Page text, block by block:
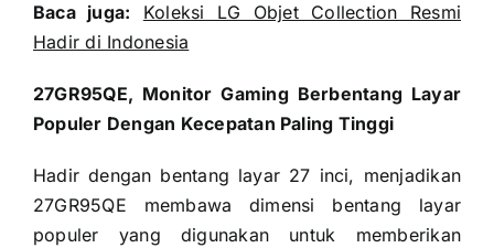
Baca juga:
Koleksi LG Objet Collection Resmi
Hadir di Indonesia
27GR95QE, Monitor Gaming Berbentang Layar
Populer Dengan Kecepatan Paling Tinggi
Hadir dengan bentang layar 27 inci, menjadikan
27GR95QE membawa dimensi bentang layar
populer yang digunakan untuk memberikan